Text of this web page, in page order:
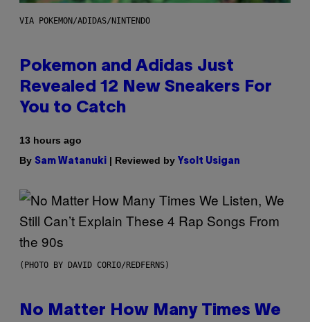
VIA POKEMON/ADIDAS/NINTENDO
Pokemon and Adidas Just
Revealed 12 New Sneakers For
You to Catch
13 hours ago
By Sam Watanuki | Reviewed by Ysolt Usigan
(PHOTO BY DAVID CORIO/REDFERNS)
No Matter How Many Times We